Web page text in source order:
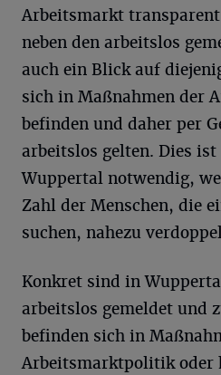
Arbeitsmarkt
neben den arbeitslos
auch ein Blick auf
sich in Maßnahmen der
befinden und daher per
arbeitslos gelten. Dies
Wuppertal notwendig,
Zahl der Menschen, die
suchen, nahezu
Konkret sind in
arbeitslos gemeldet und
befinden sich in
Arbeitsmarktpolitik oder